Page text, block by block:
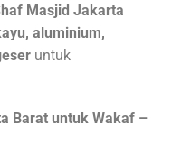
Masjid Jakarta
aluminium,
untuk
Barat untuk Wakaf –